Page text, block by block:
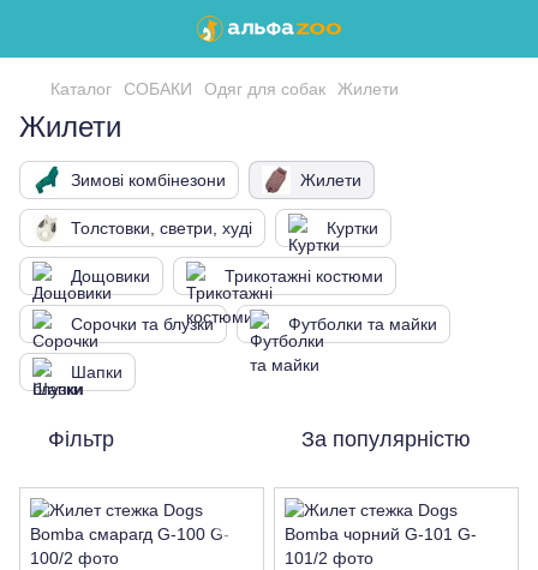
Каталог СОБАКИ Одяг для собак Жилети
Жилети
Зимові комбінезони Жилети
Толстовки, светри, худі Куртки
Дощовики Трикотажні костюми
Сорочки та блузки Футболки та майки
Шапки
Фільтр За популярністю